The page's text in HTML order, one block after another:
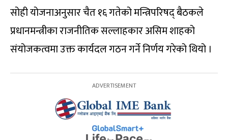
सोही योजनाअनुसार चैत १६ गतेको मन्त्रिपरिषद् बैठकले
प्रधानमन्त्रीका राजनीतिक सल्लाहकार असिम शाहको
संयोजकत्वमा उक्त कार्यदल गठन गर्ने निर्णय गरेको थियो ।